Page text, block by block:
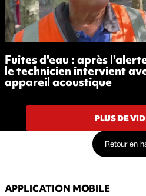
Fuites d'eau : après
le technicien intervient
appareil acoustique
PLUS DE
Retour en
APPLICATION MOBILE